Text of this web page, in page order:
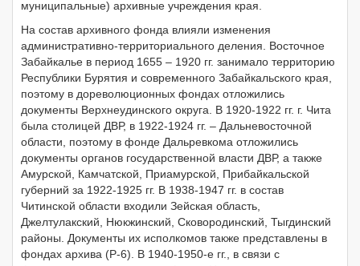
муниципальные) архивные учреждения края.
На состав архивного фонда влияли изменения
административно-территориального деления. Восточное
Забайкалье в период 1655 – 1920 гг. занимало территорию
Республики Бурятия и современного Забайкальского края,
поэтому в дореволюционных фондах отложились
документы Верхнеудинского округа. В 1920-1922 гг. г. Чита
была столицей ДВР, в 1922-1924 гг. – Дальневосточной
области, поэтому в фонде Дальревкома отложились
документы органов государственной власти ДВР, а также
Амурской, Камчатской, Приамурской, Прибайкальской
губерний за 1922-1925 гг. В 1938-1947 гг. в состав
Читинской области входили Зейская область,
Джелтулакский, Нюкжинский, Сковородинский, Тыгдинский
районы. Документы их исполкомов также представлены в
фондах архива (Р-6). В 1940-1950-е гг., в связи с